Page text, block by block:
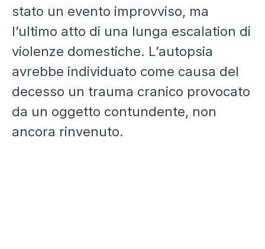
stato un evento improvviso, ma
l’ultimo atto di una lunga escalation di
violenze domestiche. L’autopsia
avrebbe individuato come causa del
decesso un trauma cranico provocato
da un oggetto contundente, non
ancora rinvenuto.